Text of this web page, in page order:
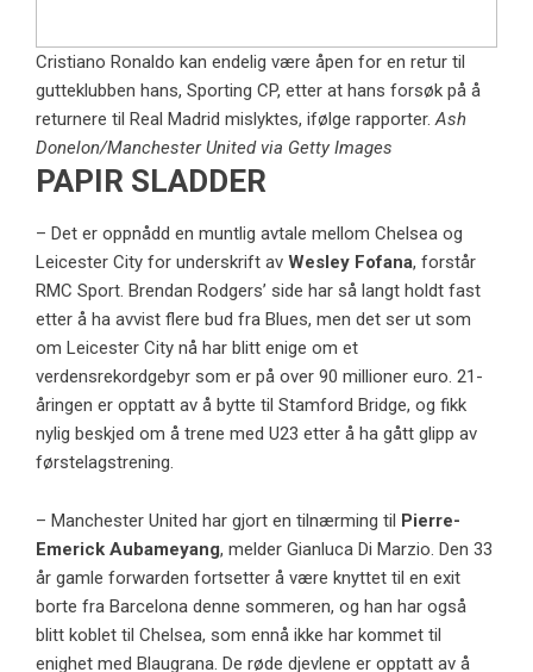
Cristiano Ronaldo kan endelig være åpen for en retur til
gutteklubben hans, Sporting CP, etter at hans forsøk på å
returnere til Real Madrid mislyktes, ifølge rapporter.Ash
Donelon/Manchester United via Getty Images
PAPIR SLADDER
– Det er oppnådd en muntlig avtale mellom Chelsea og
Leicester City for underskrift av Wesley Fofana, forstår
RMC Sport. Brendan Rodgers’ side har så langt holdt fast
etter å ha avvist flere bud fra Blues, men det ser ut som
om Leicester City nå har blitt enige om et
verdensrekordgebyr som er på over 90 millioner euro. 21-
åringen er opptatt av å bytte til Stamford Bridge, og fikk
nylig beskjed om å trene med U23 etter å ha gått glipp av
førstelagstrening.
– Manchester United har gjort en tilnærming til Pierre-
Emerick Aubameyang, melder Gianluca Di Marzio. Den 33
år gamle forwarden fortsetter å være knyttet til en exit
borte fra Barcelona denne sommeren, og han har også
blitt koblet til Chelsea, som ennå ikke har kommet til
enighet med Blaugrana. De røde djevlene er opptatt av å